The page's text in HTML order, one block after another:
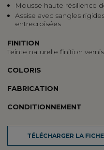
Mousse haute résilience
Assise avec sangles
entrecroisées
FINITION
Teinte naturelle finition
COLORIS
FABRICATION
CONDITIONNEMENT
TÉLÉCHARGER LA